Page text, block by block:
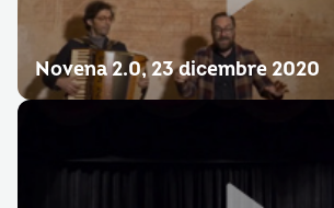
Novena 2.0, 23 dicembre 2020